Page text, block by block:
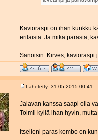
Kavioraspi on ihan kunkku
erilaista. Ja mikä parasta,
Sanoisin: Kirves, kavioraspi
Lähetetty: 31.05.2015 00:41
Jalavan kanssa saapi olla
Toimii kyllä ihan hyvin,
Itselleni paras kombo on